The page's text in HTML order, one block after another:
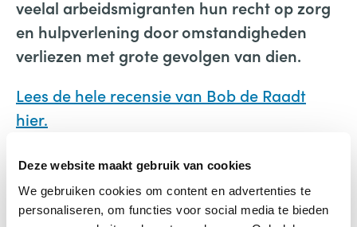
Deze website maakt gebruik van cookies
We gebruiken cookies om content en advertenties te
personaliseren, om functies voor social media te bieden
veelal arbeidsmigranten hun recht op zorg
en hulpverlening door omstandigheden
verliezen met grote gevolgen van dien.
Lees de hele recensie van Bob de Raadt
hier.
Door: Bob de Raadt, boekenrecensent,
auteur Vaderschapskennis, specialist
vaderschap, contextueel hulpverlener,